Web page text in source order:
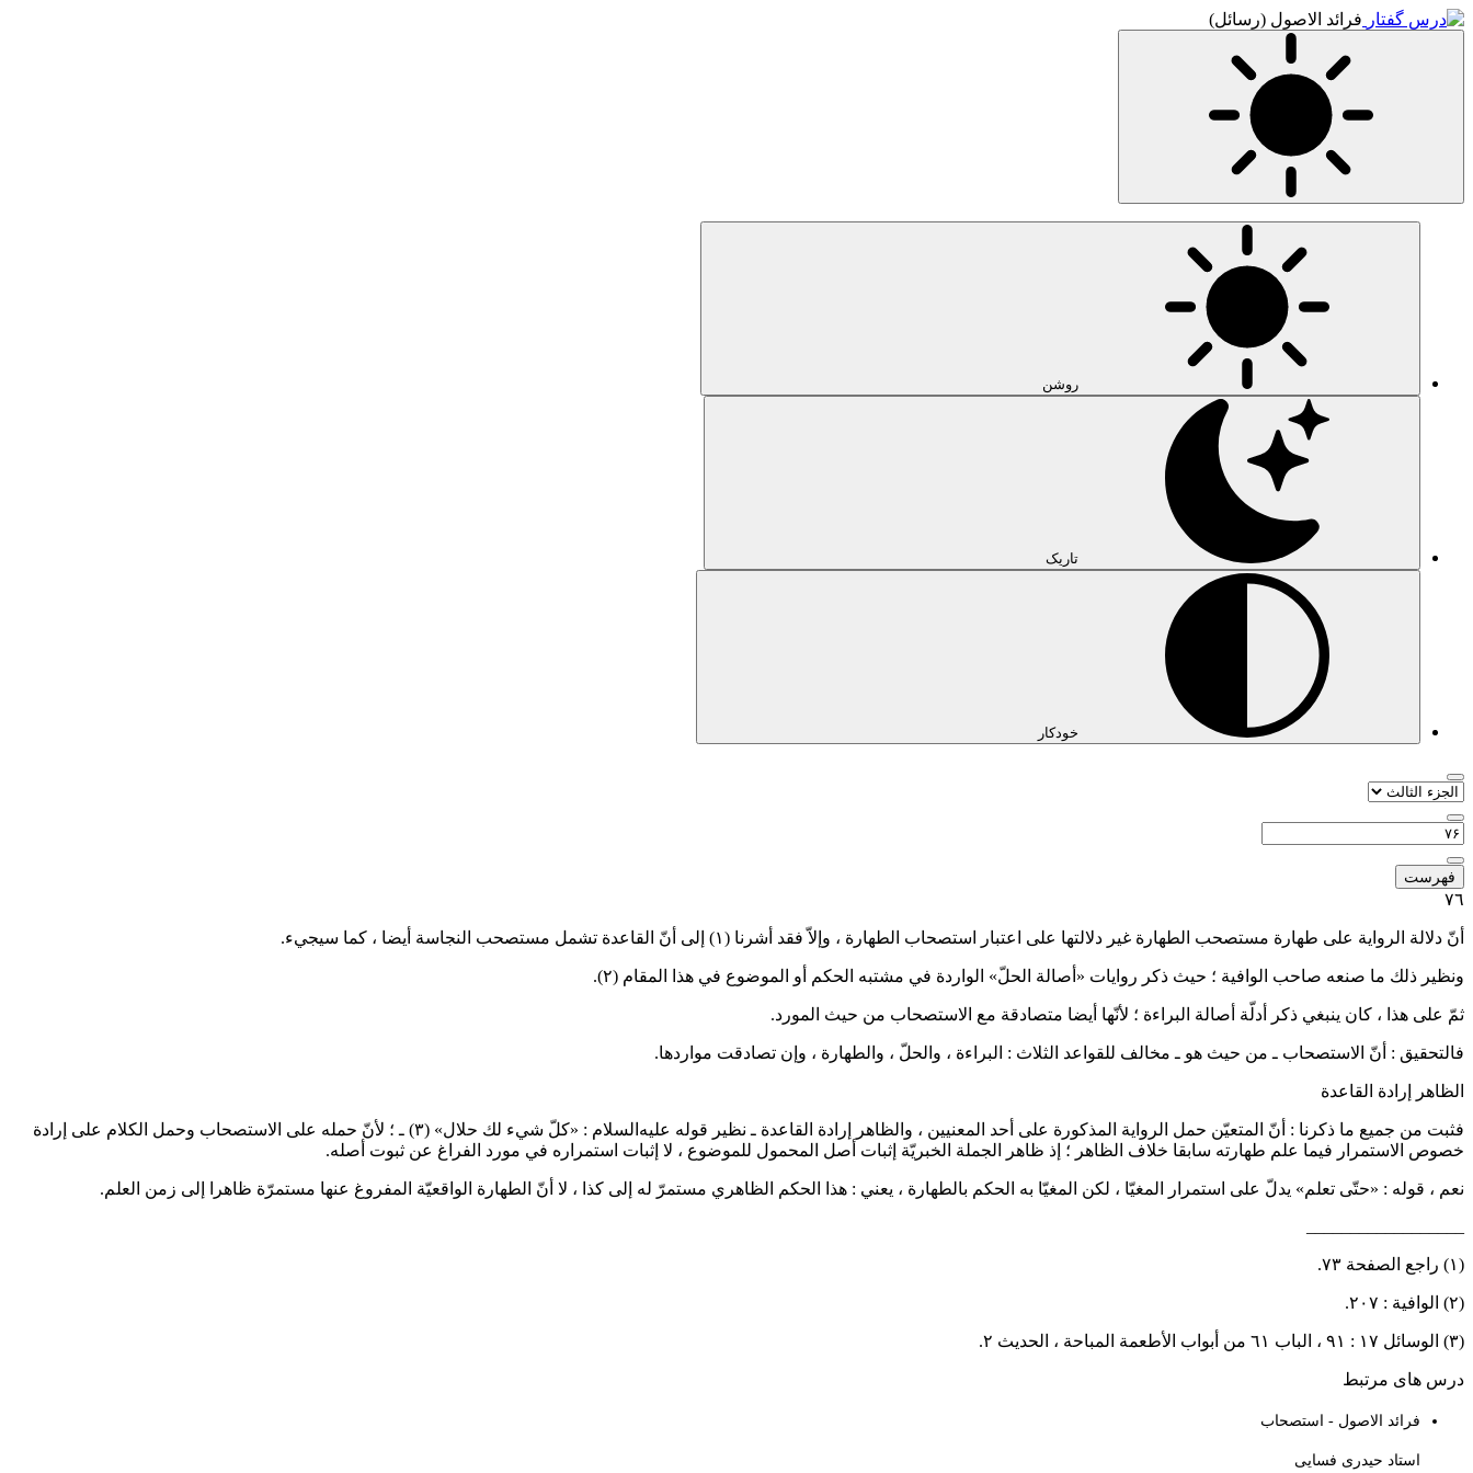
فرائد الاصول (رسائل)
فهرست
٧٦
أنّ دلالة الرواية على طهارة مستصحب الطهارة غير دلالتها على اعتبار استصحاب الطهارة ، وإلاّ فقد أشرنا (١) إلى أنّ القاعدة تشمل مستصحب النجاسة أيضا ، كما سيجيء.
ونظير ذلك ما صنعه صاحب الوافية ؛ حيث ذكر روايات «أصالة الحلّ» الواردة في مشتبه الحكم أو الموضوع في هذا المقام (٢) .
ثمّ على هذا ، كان ينبغي ذكر أدلّة أصالة البراءة ؛ لأنّها أيضا متصادقة مع الاستصحاب من حيث المورد.
فالتحقيق : أنّ الاستصحاب ـ من حيث هو ـ مخالف للقواعد الثلاث : البراءة ، والحلّ ، والطهارة ، وإن تصادقت مواردها.
الظاهر إرادة القاعدة
فثبت من جميع ما ذكرنا : أنّ المتعيّن حمل الرواية المذكورة على أحد المعنيين ، والظاهر إرادة القاعدة ـ نظير قوله عليه‌السلام : «كلّ شيء لك حلال» (٣)
ـ ؛ لأنّ حمله على الاستصحاب وحمل الكلام على إرادة
خصوص الاستمرار فيما علم طهارته سابقا خلاف الظاهر ؛ إذ ظاهر الجملة الخبريّة إثبات أصل المحمول للموضوع ، لا إثبات استمراره في مورد الفراغ عن ثبوت أصله.
نعم ، قوله : «حتّى تعلم» يدلّ على استمرار المغيّا ، لكن المغيّا به الحكم بالطهارة ، يعني : هذا الحكم الظاهري مستمرّ له إلى كذا ، لا أنّ الطهارة الواقعيّة المفروغ عنها مستمرّة ظاهرا إلى زمن العلم.
(١) راجع الصفحة ٧٣.
(٢) الوافية : ٢٠٧.
(٣) الوسائل ١٧ : ٩١ ، الباب ٦١ من أبواب الأطعمة المباحة ، الحديث ٢.
درس های مرتبط
فرائد الاصول - استصحاب
استاد حیدری فسایی